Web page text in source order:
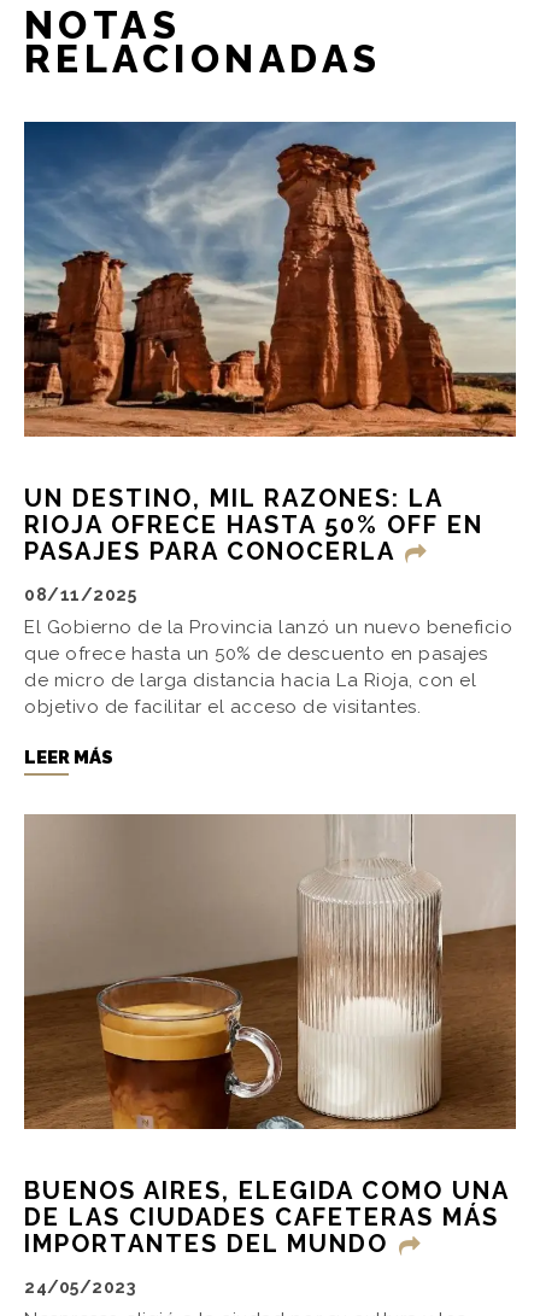
NOTAS
RELACIONADAS
UN DESTINO, MIL RAZONES: LA
RIOJA OFRECE HASTA 50% OFF EN
PASAJES PARA CONOCERLA
08/11/2025
El Gobierno de la Provincia lanzó un nuevo beneficio
que ofrece hasta un 50% de descuento en pasajes
de micro de larga distancia hacia La Rioja, con el
objetivo de facilitar el acceso de visitantes.
LEER MÁS
BUENOS AIRES, ELEGIDA COMO UNA
DE LAS CIUDADES CAFETERAS MÁS
IMPORTANTES DEL MUNDO
24/05/2023